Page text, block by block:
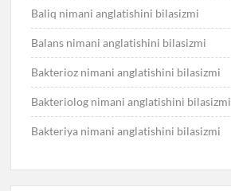
Baliq nimani anglatishini bilasizmi
Balans nimani anglatishini bilasizmi
Bakterioz nimani anglatishini bilasizmi
Bakteriolog nimani anglatishini bilasizmi
Bakteriya nimani anglatishini bilasizmi